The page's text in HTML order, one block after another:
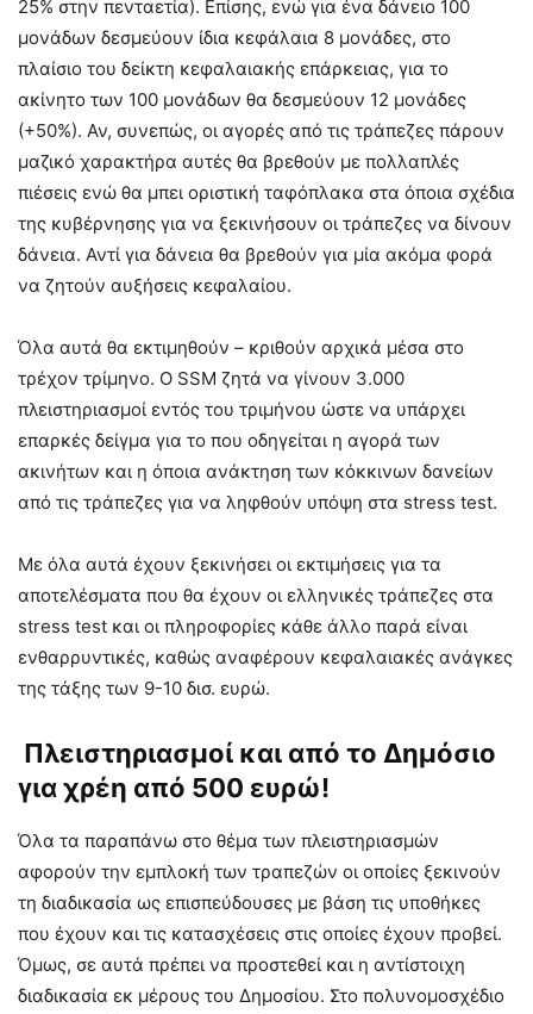
25% στην πενταετία). Επίσης, ενώ για ένα δάνειο 100
μονάδων δεσμεύουν ίδια κεφάλαια 8 μονάδες, στο
πλαίσιο του δείκτη κεφαλαιακής επάρκειας, για το
ακίνητο των 100 μονάδων θα δεσμεύουν 12 μονάδες
(+50%). Αν, συνεπώς, οι αγορές από τις τράπεζες πάρουν
μαζικό χαρακτήρα αυτές θα βρεθούν με πολλαπλές
πιέσεις ενώ θα μπει οριστική ταφόπλακα στα όποια σχέδια
της κυβέρνησης για να ξεκινήσουν οι τράπεζες να δίνουν
δάνεια. Αντί για δάνεια θα βρεθούν για μία ακόμα φορά
να ζητούν αυξήσεις κεφαλαίου.
Όλα αυτά θα εκτιμηθούν – κριθούν αρχικά μέσα στο
τρέχον τρίμηνο. Ο SSM ζητά να γίνουν 3.000
πλειστηριασμοί εντός του τριμήνου ώστε να υπάρχει
επαρκές δείγμα για το που οδηγείται η αγορά των
ακινήτων και η όποια ανάκτηση των κόκκινων δανείων
από τις τράπεζες για να ληφθούν υπόψη στα stress test.
Με όλα αυτά έχουν ξεκινήσει οι εκτιμήσεις για τα
αποτελέσματα που θα έχουν οι ελληνικές τράπεζες στα
stress test και οι πληροφορίες κάθε άλλο παρά είναι
ενθαρρυντικές, καθώς αναφέρουν κεφαλαιακές ανάγκες
της τάξης των 9-10 δισ. ευρώ.
Πλειστηριασμοί και από το Δημόσιο
για χρέη από 500 ευρώ!
Όλα τα παραπάνω στο θέμα των πλειστηριασμών
αφορούν την εμπλοκή των τραπεζών οι οποίες ξεκινούν
τη διαδικασία ως επισπεύδουσες με βάση τις υποθήκες
που έχουν και τις κατασχέσεις στις οποίες έχουν προβεί.
Όμως, σε αυτά πρέπει να προστεθεί και η αντίστοιχη
διαδικασία εκ μέρους του Δημοσίου. Στο πολυνομοσχέδιο